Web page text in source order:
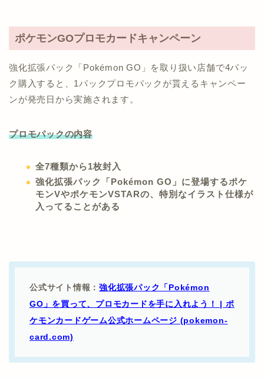
ポケモンGOプロモカードキャンペーン
強化拡張パック「Pokémon GO」を取り扱い店舗で4パッ
ク購入すると、1パックプロモパックが貰えるキャンペー
ンが発売日から実施されます。
プロモパックの内容
全7種類から1枚封入
強化拡張パック「Pokémon GO」に登場するポケ
モンVやポケモンVSTARの、特別なイラスト仕様が
入ってることがある
公式サイト情報：強化拡張パック「Pokémon
GO」を買って、プロモカードを手に入れよう！ | ポ
ケモンカードゲーム公式ホームページ (pokemon-
card.com)